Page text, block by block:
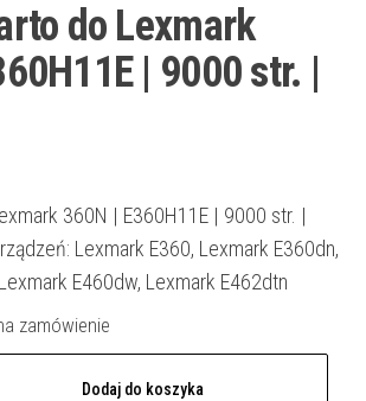
do Lexmark
| 9000 str. |
360N | E360H11E | 9000 str. |
Lexmark E360, Lexmark E360dn,
E460dw, Lexmark E462dtn
zamówienie
Dodaj do koszyka